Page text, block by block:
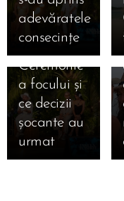
adevăratele
consecințe
Marian și
Bianca la
ultima
Ceremonie
a focului și
ce decizii
șocante au
urmat 🔥